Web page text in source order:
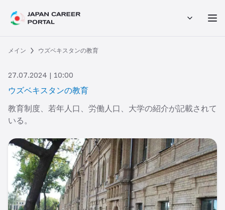
メイン ウズベキスタンの教育
27.07.2024 | 10:00
ウズベキスタンの教育
教育制度、若年人口、労働人口、大学の紹介が記載されて
いる。